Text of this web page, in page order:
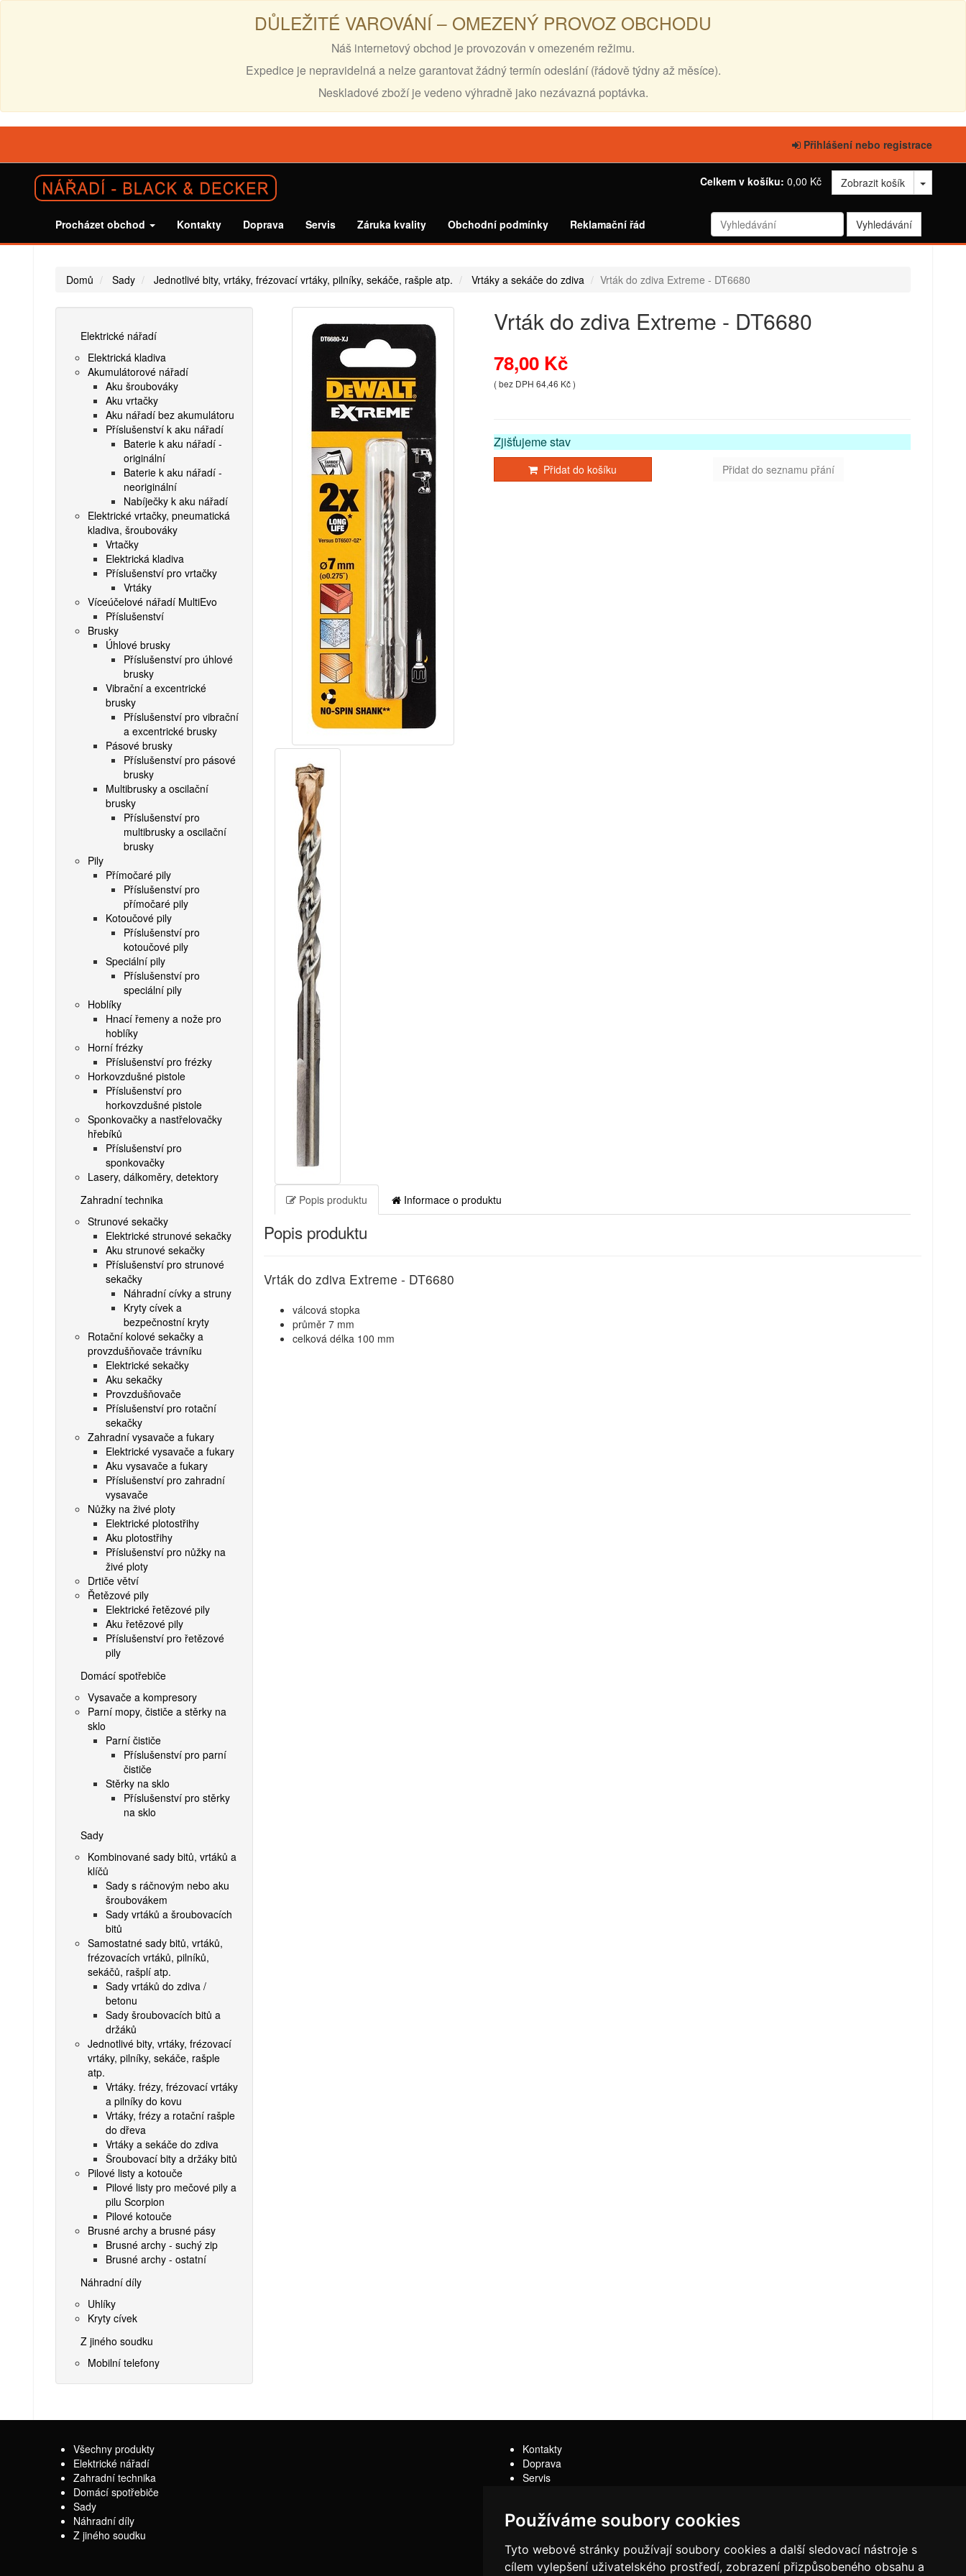
Používáme soubory cookies
Tyto webové stránky používají soubory cookies a další sledovací nástroje s
cílem vylepšení uživatelského prostředí, zobrazení přizpůsobeného obsahu a
DŮLEŽITÉ VAROVÁNÍ – OMEZENÝ PROVOZ OBCHODU
Náš internetový obchod je provozován v omezeném režimu.
Expedice je nepravidelná a nelze garantovat žádný termín odeslání (řádově týdny až měsíce).
Neskladové zboží je vedeno výhradně jako nezávazná poptávka.
Přihlášení nebo registrace
Celkem v košíku: 0,00 Kč Zobrazit košík
Procházet obchod Kontakty Doprava Servis Záruka kvality Obchodní podmínky Reklamační řád
Domů Sady Jednotlivé bity, vrtáky, frézovací vrtáky, pilníky, sekáče, rašple atp. Vrtáky a sekáče do zdiva Vrták do zdiva Extreme - DT6680
Elektrické nářadí
Elektrická kladiva
Akumulátorové nářadí
Aku šroubováky
Aku vrtačky
Aku nářadí bez akumulátoru
Příslušenství k aku nářadí
Baterie k aku nářadí -
originální
Baterie k aku nářadí -
neoriginální
Nabíječky k aku nářadí
Elektrické vrtačky, pneumatická
kladiva, šroubováky
Vrtačky
Elektrická kladiva
Příslušenství pro vrtačky
Vrtáky
Víceúčelové nářadí MultiEvo
Příslušenství
Brusky
Úhlové brusky
Příslušenství pro úhlové
brusky
Vibrační a excentrické
brusky
Příslušenství pro vibrační
a excentrické brusky
Pásové brusky
Příslušenství pro pásové
brusky
Multibrusky a oscilační
brusky
Příslušenství pro
multibrusky a oscilační
brusky
Pily
Přímočaré pily
Příslušenství pro
přímočaré pily
Kotoučové pily
Příslušenství pro
kotoučové pily
Speciální pily
Příslušenství pro
speciální pily
Hoblíky
Hnací řemeny a nože pro
hoblíky
Horní frézky
Příslušenství pro frézky
Horkovzdušné pistole
Příslušenství pro
horkovzdušné pistole
Sponkovačky a nastřelovačky
hřebíků
Příslušenství pro
sponkovačky
Lasery, dálkoměry, detektory
Zahradní technika
Strunové sekačky
Elektrické strunové sekačky
Aku strunové sekačky
Příslušenství pro strunové
sekačky
Náhradní cívky a struny
Kryty cívek a
bezpečnostní kryty
Rotační kolové sekačky a
provzdušňovače trávníku
Elektrické sekačky
Aku sekačky
Provzdušňovače
Příslušenství pro rotační
sekačky
Zahradní vysavače a fukary
Elektrické vysavače a fukary
Aku vysavače a fukary
Příslušenství pro zahradní
vysavače
Nůžky na živé ploty
Elektrické plotostřihy
Aku plotostřihy
Příslušenství pro nůžky na
živé ploty
Drtiče větví
Řetězové pily
Elektrické řetězové pily
Aku řetězové pily
Příslušenství pro řetězové
pily
Domácí spotřebiče
Vysavače a kompresory
Parní mopy, čističe a stěrky na
sklo
Parní čističe
Příslušenství pro parní
čističe
Stěrky na sklo
Příslušenství pro stěrky
na sklo
Sady
Kombinované sady bitů, vrtáků a
klíčů
Sady s ráčnovým nebo aku
šroubovákem
Sady vrtáků a šroubovacích
bitů
Samostatné sady bitů, vrtáků,
frézovacích vrtáků, pilníků,
sekáčů, rašplí atp.
Sady vrtáků do zdiva /
betonu
Sady šroubovacích bitů a
držáků
Jednotlivé bity, vrtáky, frézovací
vrtáky, pilníky, sekáče, rašple
atp.
Vrtáky. frézy, frézovací vrtáky
a pilníky do kovu
Vrtáky, frézy a rotační rašple
do dřeva
Vrtáky a sekáče do zdiva
Šroubovací bity a držáky bitů
Pilové listy a kotouče
Pilové listy pro mečové pily a
pilu Scorpion
Pilové kotouče
Brusné archy a brusné pásy
Brusné archy - suchý zip
Brusné archy - ostatní
Náhradní díly
Uhlíky
Kryty cívek
Z jiného soudku
Mobilní telefony
Vrták do zdiva Extreme - DT6680
78,00 Kč
( bez DPH 64,46 Kč )
Zjišťujeme stav
Přidat do košíku Přidat do seznamu přání
Popis produktu Informace o produktu
Popis produktu
Vrták do zdiva Extreme - DT6680
válcová stopka
průměr 7 mm
celková délka 100 mm
Všechny produkty
Elektrické nářadí
Zahradní technika
Domácí spotřebiče
Sady
Náhradní díly
Z jiného soudku
Kontakty
Doprava
Servis